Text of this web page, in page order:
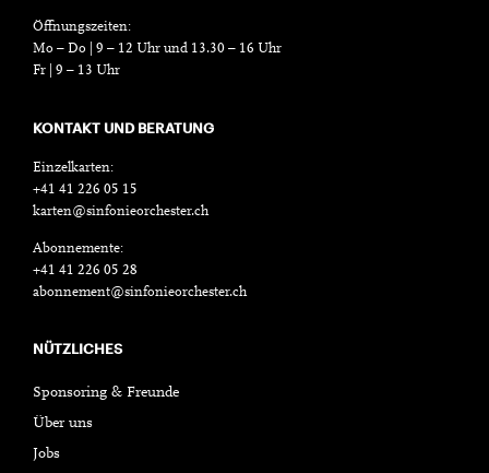
Öffnungszeiten:
Mo – Do | 9 – 12 Uhr und 13.30 – 16 Uhr
Fr | 9 – 13 Uhr
KONTAKT UND BERATUNG
Einzelkarten:
+41 41 226 05 15
karten@sinfonieorchester.ch
Abonnemente:
+41 41 226 05 28
abonnement@sinfonieorchester.ch
NÜTZLICHES
Sponsoring & Freunde
Über uns
Jobs